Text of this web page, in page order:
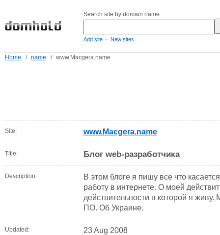
Search site by domain name:
Add site - New sites
Home / name / www.Macgera.name
Site: www.Macgera.name
Title: Блог web-разработчика
Description:
В этом блоге я пишу все что
работу в интернете. О моей
действительности в которой я
ПО. Об Украине.
Updated: 23 Aug 2008